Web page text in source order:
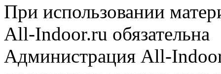
При использовании
All-Indoor.ru обязательна
Администрация All-